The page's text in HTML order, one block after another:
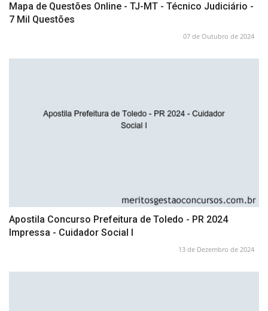
Mapa de Questões Online - TJ-MT - Técnico Judiciário -
7 Mil Questões
07 de Outubro de 2024
Apostila Concurso Prefeitura de Toledo - PR 2024
Impressa - Cuidador Social I
13 de Dezembro de 2024